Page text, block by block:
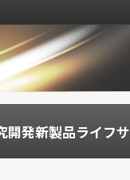
開発新製品ライフ